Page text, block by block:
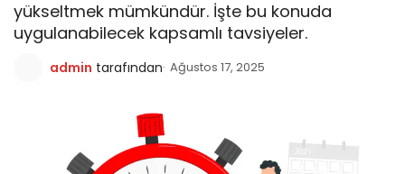
yükseltmek mümkündür. İşte bu konuda
uygulanabilecek kapsamlı tavsiyeler.
admin tarafından Ağustos 17, 2025